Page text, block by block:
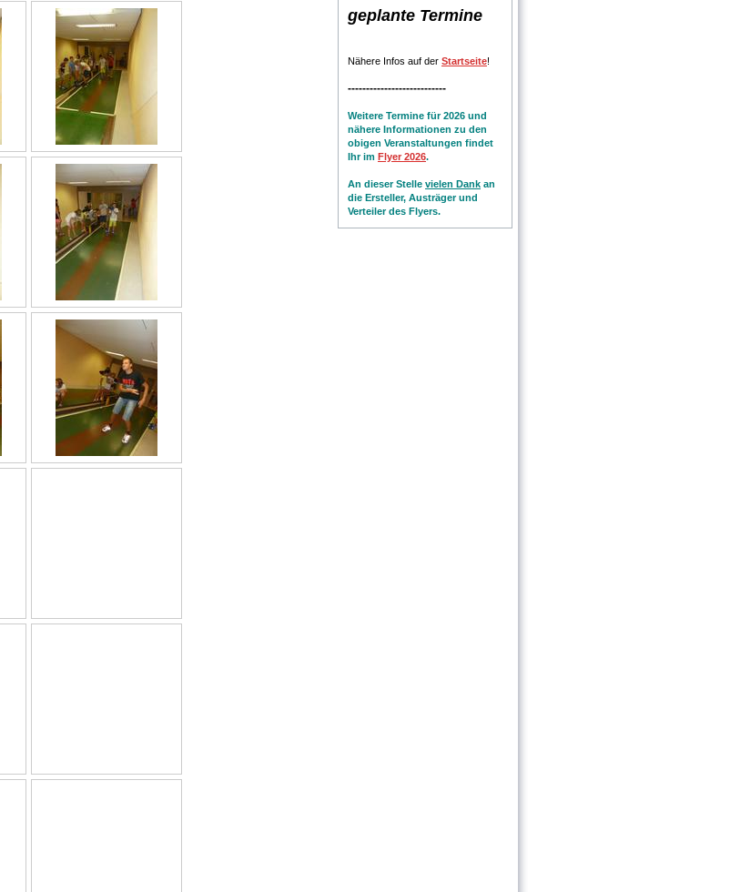
geplante Termine
Nähere Infos auf der Startseite!
---------------------------
Weitere Termine für 2026 und
nähere Informationen zu den
obigen Veranstaltungen findet
Ihr im Flyer 2026.
An dieser Stelle vielen Dank an
die Ersteller, Austräger und
Verteiler des Flyers.